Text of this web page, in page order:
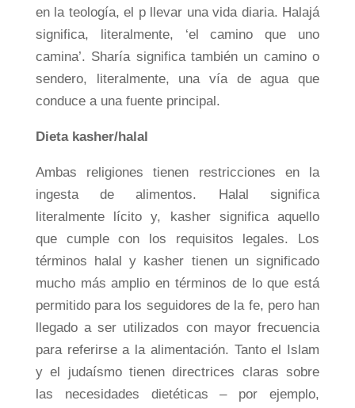
en la teología, el p llevar una vida diaria. Halajá
significa, literalmente, ‘el camino que uno
camina’. Sharía significa también un camino o
sendero, literalmente, una vía de agua que
conduce a una fuente principal.
Dieta kasher/halal
Ambas religiones tienen restricciones en la
ingesta de alimentos. Halal significa
literalmente lícito y, kasher significa aquello
que cumple con los requisitos legales. Los
términos halal y kasher tienen un significado
mucho más amplio en términos de lo que está
permitido para los seguidores de la fe, pero han
llegado a ser utilizados con mayor frecuencia
para referirse a la alimentación. Tanto el Islam
y el judaísmo tienen directrices claras sobre
las necesidades dietéticas – por ejemplo,